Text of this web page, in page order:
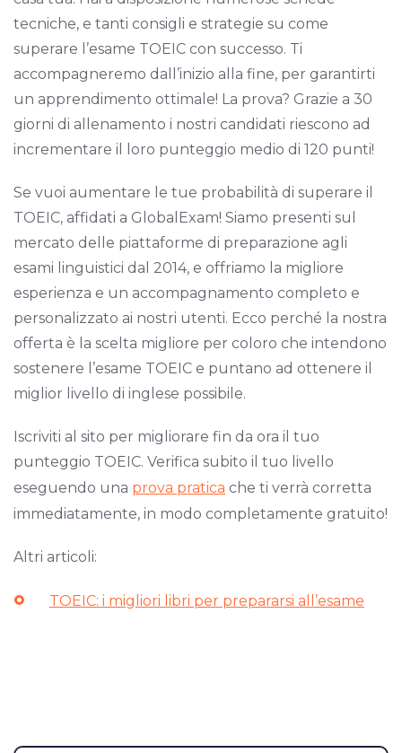
tecniche, e tanti consigli e strategie su come
superare l’esame TOEIC con successo. Ti
accompagneremo dall’inizio alla fine, per garantirti
un apprendimento ottimale! La prova? Grazie a 30
giorni di allenamento i nostri candidati riescono ad
incrementare il loro punteggio medio di 120 punti!
Se vuoi aumentare le tue probabilità di superare il
TOEIC, affidati a GlobalExam! Siamo presenti sul
mercato delle piattaforme di preparazione agli
esami linguistici dal 2014, e offriamo la migliore
esperienza e un accompagnamento completo e
personalizzato ai nostri utenti. Ecco perché la nostra
offerta è la scelta migliore per coloro che intendono
sostenere l’esame TOEIC e puntano ad ottenere il
miglior livello di inglese possibile.
Iscriviti al sito per migliorare fin da ora il tuo
punteggio TOEIC. Verifica subito il tuo livello
eseguendo una prova pratica che ti verrà corretta
immediatamente, in modo completamente gratuito!
Altri articoli:
TOEIC: i migliori libri per prepararsi all’esame